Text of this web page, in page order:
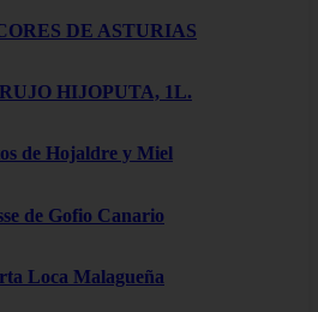
DE ASTURIAS
HIJOPUTA, 1L.
de Hojaldre y Miel
de Gofio Canario
Loca Malagueña